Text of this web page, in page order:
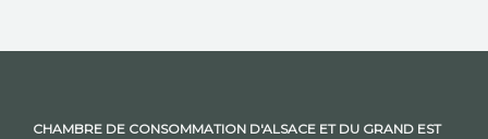
CHAMBRE DE CONSOMMATION D'ALSACE ET DU GRAND EST